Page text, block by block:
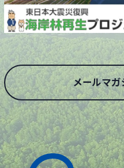
メールマガ